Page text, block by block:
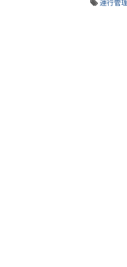
運行管理